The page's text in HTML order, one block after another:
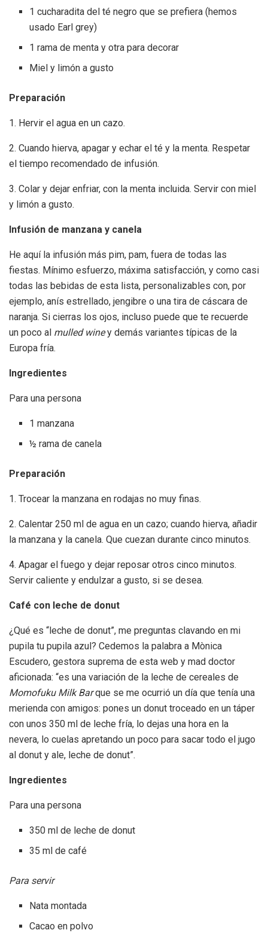
1 cucharadita del té negro que se prefiera (hemos
usado Earl grey)
1 rama de menta y otra para decorar
Miel y limón a gusto
Preparación
1. Hervir el agua en un cazo.
2. Cuando hierva, apagar y echar el té y la menta. Respetar
el tiempo recomendado de infusión.
3. Colar y dejar enfriar, con la menta incluida. Servir con miel
y limón a gusto.
Infusión de manzana y canela
He aquí la infusión más pim, pam, fuera de todas las
fiestas. Mínimo esfuerzo, máxima satisfacción, y como casi
todas las bebidas de esta lista, personalizables con, por
ejemplo, anís estrellado, jengibre o una tira de cáscara de
naranja. Si cierras los ojos, incluso puede que te recuerde
un poco al mulled winey demás variantes típicas de la
Europa fría.
Ingredientes
Para una persona
1 manzana
½ rama de canela
Preparación
1. Trocear la manzana en rodajas no muy finas.
2. Calentar 250 ml de agua en un cazo; cuando hierva, añadir
la manzana y la canela. Que cuezan durante cinco minutos.
4. Apagar el fuego y dejar reposar otros cinco minutos.
Servir caliente y endulzar a gusto, si se desea.
Café con leche de donut
¿Qué es “leche de donut”, me preguntas clavando en mi
pupila tu pupila azul? Cedemos la palabra a Mònica
Escudero, gestora suprema de esta web y mad doctor
aficionada: “es una variación de la leche de cereales de
Momofuku Milk Barque se me ocurrió un día que tenía una
merienda con amigos: pones un donut troceado en un táper
con unos 350 ml de leche fría, lo dejas una hora en la
nevera, lo cuelas apretando un poco para sacar todo el jugo
al donut y ale, leche de donut”.
Ingredientes
Para una persona
350 ml de leche de donut
35 ml de café
Para servir
Nata montada
Cacao en polvo